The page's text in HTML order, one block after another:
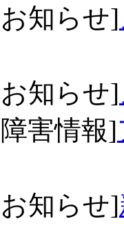
知らせ]
知らせ]
害情報]
知らせ]